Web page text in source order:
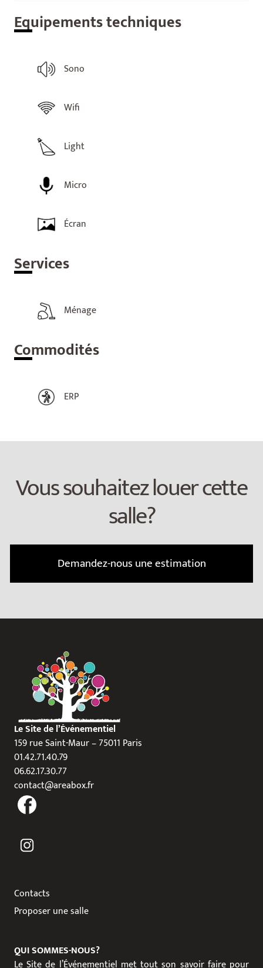
Equipements techniques
Sono
Wifi
Light
Micro
Écran
Services
Ménage
Commodités
ERP
Vous souhaitez louer cette
salle?
Demandez-nous une estimation
Le Site de l’Événementiel
159 rue Saint-Maur – 75011 Paris
01.42.71.40.79
06.62.17.30.77
contact@areabox.fr
Contacts
Proposer une salle
QUI SOMMES-NOUS?